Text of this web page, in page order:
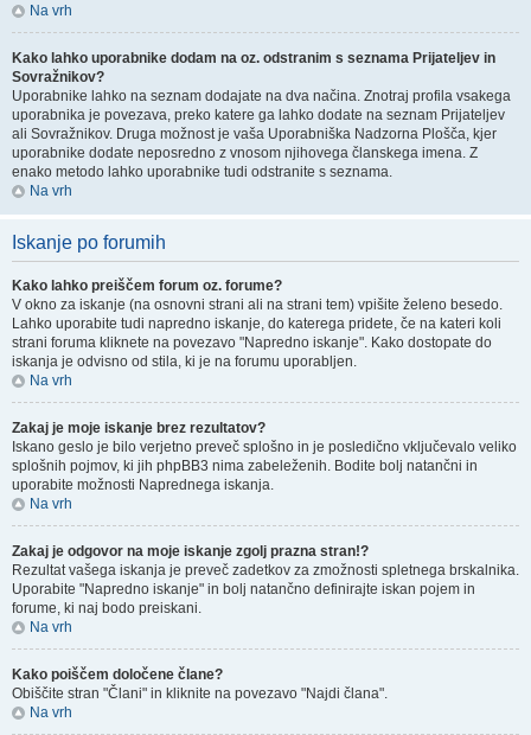
Na vrh
Kako lahko uporabnike dodam na oz. odstranim s seznama Prijateljev in
Sovražnikov?
Uporabnike lahko na seznam dodajate na dva načina. Znotraj profila vsakega
uporabnika je povezava, preko katere ga lahko dodate na seznam Prijateljev
ali Sovražnikov. Druga možnost je vaša Uporabniška Nadzorna Plošča, kjer
uporabnike dodate neposredno z vnosom njihovega članskega imena. Z
enako metodo lahko uporabnike tudi odstranite s seznama.
Na vrh
Iskanje po forumih
Kako lahko preiščem forum oz. forume?
V okno za iskanje (na osnovni strani ali na strani tem) vpišite želeno besedo.
Lahko uporabite tudi napredno iskanje, do katerega pridete, če na kateri koli
strani foruma kliknete na povezavo "Napredno iskanje". Kako dostopate do
iskanja je odvisno od stila, ki je na forumu uporabljen.
Na vrh
Zakaj je moje iskanje brez rezultatov?
Iskano geslo je bilo verjetno preveč splošno in je posledično vključevalo veliko
splošnih pojmov, ki jih phpBB3 nima zabeleženih. Bodite bolj natančni in
uporabite možnosti Naprednega iskanja.
Na vrh
Zakaj je odgovor na moje iskanje zgolj prazna stran!?
Rezultat vašega iskanja je preveč zadetkov za zmožnosti spletnega brskalnika.
Uporabite "Napredno iskanje" in bolj natančno definirajte iskan pojem in
forume, ki naj bodo preiskani.
Na vrh
Kako poiščem določene člane?
Obiščite stran "Člani" in kliknite na povezavo "Najdi člana".
Na vrh